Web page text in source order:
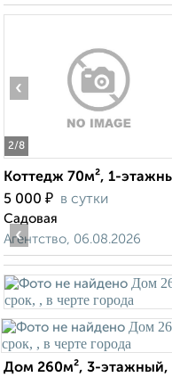
2/8
‹
Коттедж 70м², 1-
5 000 ₽ в сутки
Садовая
Агентство, 06.08.2026
‹
Дом 260м², 3-этажный,